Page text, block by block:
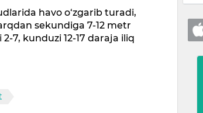
havo o‘zgarib turadi,
sekundiga 7-12 metr
7, kunduzi 12-17 daraja iliq